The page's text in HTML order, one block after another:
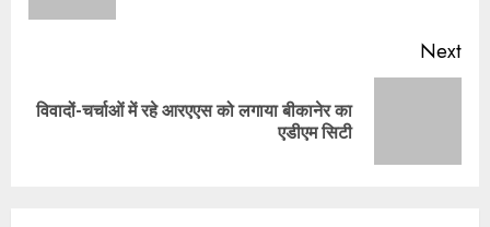
Next
Next
विवादों-चर्चाओं में रहे आरएएस को लगाया बीकानेर का
एडीएम सिटी